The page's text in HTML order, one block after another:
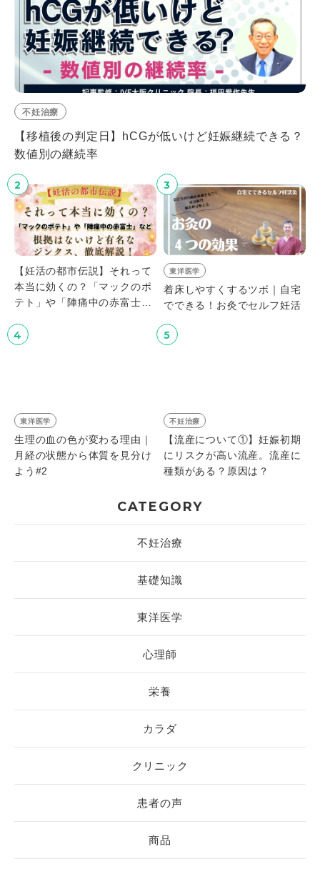
不妊治療
【移植後の判定日】hCGが低いけど妊娠継続できる？
数値別の継続率
2
【妊活の都市伝説】それって
本当に効くの？「マックのポ
テト」や「陣痛中の赤富士」
ジンクス、徹底解説！
3
東洋医学
着床しやすくするツボ｜自宅
でできる！お灸でセルフ妊活
4
東洋医学
生理の血の色が変わる理由｜
月経の状態から体質を見分け
よう#2
5
不妊治療
【流産について①】妊娠初期
にリスクが高い流産。流産に
種類がある？原因は？
CATEGORY
不妊治療
基礎知識
東洋医学
心理師
栄養
カラダ
クリニック
患者の声
商品